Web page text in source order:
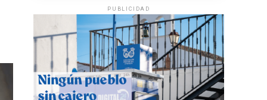
5º DÍA DE LAS FIESTAS COLOMBINAS
2026
·Huelvatv
PUBLICIDAD